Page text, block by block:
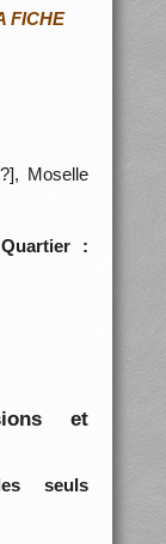
FICHE
Moselle
Quartier :
et
seuls